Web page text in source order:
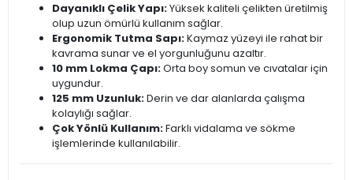
Dayanıklı Çelik Yapı:Yüksek kaliteli çelikten üretilmiş
olup uzun ömürlü kullanım sağlar.
Ergonomik Tutma Sapı:Kaymaz yüzeyi ile rahat bir
kavrama sunar ve el yorgunluğunu azaltır.
10 mm Lokma Çapı:Orta boy somun ve cıvatalar için
uygundur.
125 mm Uzunluk:Derin ve dar alanlarda çalışma
kolaylığı sağlar.
Çok Yönlü Kullanım:Farklı vidalama ve sökme
işlemlerinde kullanılabilir.